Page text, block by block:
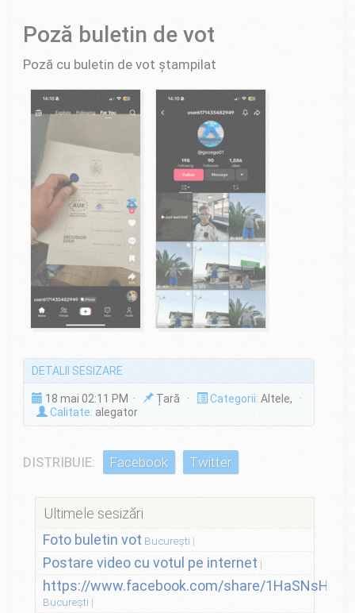
Poză buletin de vot
Poză cu buletin de vot ștampilat
DETALII SESIZARE
18 mai 02:11 PM · Țară · Categorii: Altele,
·
Calitate: alegator
DISTRIBUIE: Facebook Twitter
Ultimele sesizări
Foto buletin vot București
Postare video cu votul pe internet
https://www.facebook.com/share/
București